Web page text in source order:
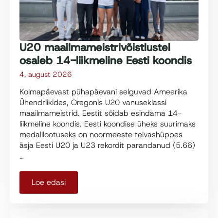
U20 maailmameistrivõistlustel
osaleb 14-liikmeline Eesti koondis
4. august 2026
Kolmapäevast pühapäevani selguvad Ameerika
Ühendriikides, Oregonis U20 vanuseklassi
maailmameistrid. Eestit sõidab esindama 14-
liikmeline koondis. Eesti koondise üheks suurimaks
medalilootuseks on noormeeste teivashüppes
äsja Eesti U20 ja U23 rekordit parandanud (5.66)
…
Loe edasi